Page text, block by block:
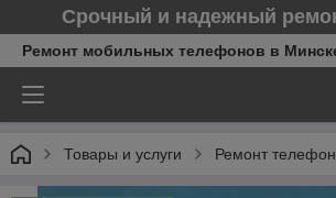
Срочный и надежный
Ремонт мобильных телефонов в
Товары и услуги Ремонт